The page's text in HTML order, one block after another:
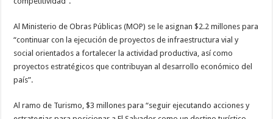
Al Ministerio de Obras Públicas (MOP) se le asignan $2.2 millones para
“continuar con la ejecución de proyectos de infraestructura vial y
social orientados a fortalecer la actividad productiva, así como
proyectos estratégicos que contribuyan al desarrollo económico del
país”.
Al ramo de Turismo, $3 millones para “seguir ejecutando acciones y